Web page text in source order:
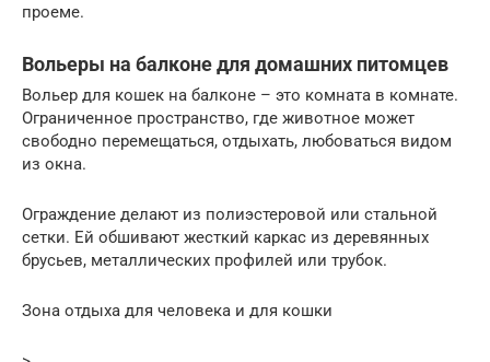
проеме.
Вольеры на балконе для домашних питомцев
Вольер для кошек на балконе – это комната в комнате.
Ограниченное пространство, где животное может
свободно перемещаться, отдыхать, любоваться видом
из окна.
Ограждение делают из полиэстеровой или стальной
сетки. Ей обшивают жесткий каркас из деревянных
брусьев, металлических профилей или трубок.
Зона отдыха для человека и для кошки